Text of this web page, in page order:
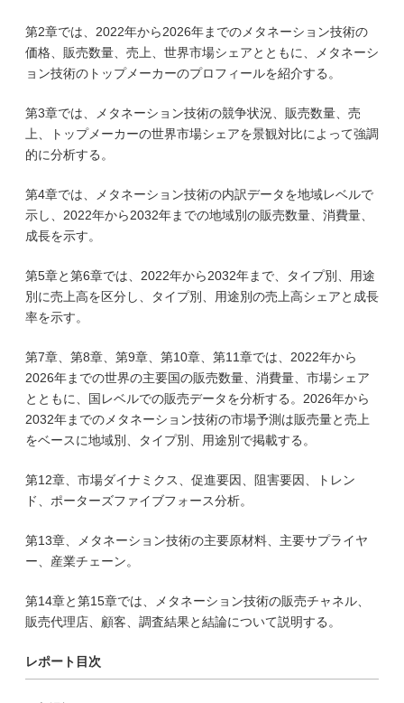
第2章では、2022年から2026年までのメタネーション技術の
価格、販売数量、売上、世界市場シェアとともに、メタネーシ
ョン技術のトップメーカーのプロフィールを紹介する。
第3章では、メタネーション技術の競争状況、販売数量、売
上、トップメーカーの世界市場シェアを景観対比によって強調
的に分析する。
第4章では、メタネーション技術の内訳データを地域レベルで
示し、2022年から2032年までの地域別の販売数量、消費量、
成長を示す。
第5章と第6章では、2022年から2032年まで、タイプ別、用途
別に売上高を区分し、タイプ別、用途別の売上高シェアと成長
率を示す。
第7章、第8章、第9章、第10章、第11章では、2022年から
2026年までの世界の主要国の販売数量、消費量、市場シェア
とともに、国レベルでの販売データを分析する。2026年から
2032年までのメタネーション技術の市場予測は販売量と売上
をベースに地域別、タイプ別、用途別で掲載する。
第12章、市場ダイナミクス、促進要因、阻害要因、トレン
ド、ポーターズファイブフォース分析。
第13章、メタネーション技術の主要原材料、主要サプライヤ
ー、産業チェーン。
第14章と第15章では、メタネーション技術の販売チャネル、
販売代理店、顧客、調査結果と結論について説明する。
レポート目次